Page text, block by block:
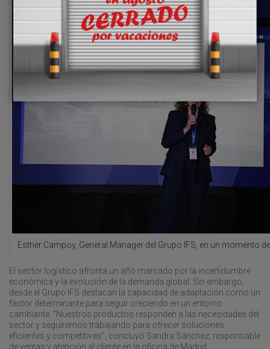
Esther Campoy, General Manager del Grupo IFS, en un momento
El sector logístico afronta un año marcado por la incertidumbre
económica y la evolución de la demanda global. Sin embargo,
desde el Grupo IFS destacan la capacidad de adaptación como un
factor determinante para seguir creciendo en un entorno
cambiante. “Nuestros productos responden a las necesidades del
sector y seguiremos trabajando para ofrecer soluciones
eficientes y competitivas”, concluyó Sandra Sánchez, responsable
de ventas y atención al cliente en la oficina de Madrid.